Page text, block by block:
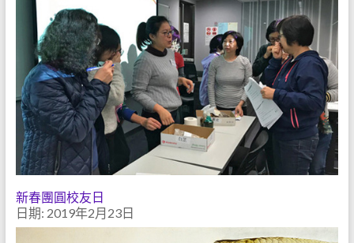
新春團圓校友日
日期: 2019年2月23日